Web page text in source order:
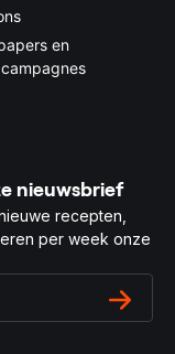
en
nieuwsbrief
recepten,
per week onze